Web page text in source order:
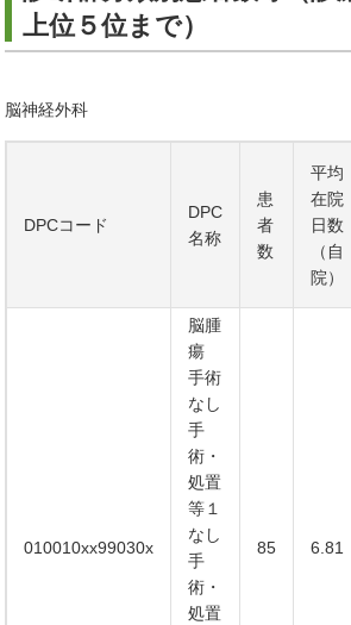
上位５位まで）
脳神経外科
DPCコード
DPC
名称
患
者
数
平均
在院
日数
（自
院）
010010xx99030x
脳腫
瘍
手術
なし
手
術・
処置
等１
なし
手
術・
処置
85 6.81